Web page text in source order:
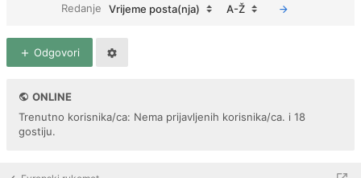
Redanje
Vrijeme posta(nja) A-Ž
Odgovori
ONLINE
Trenutno korisnika/ca: Nema prijavljenih korisnika/ca. i 18
gostiju.